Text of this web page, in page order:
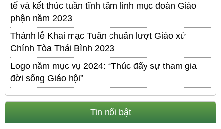
tế và kết thúc tuần tĩnh tâm linh mục đoàn Giáo
phận năm 2023
Thánh lễ Khai mạc Tuần chuần lượt Giáo xứ
Chính Tòa Thái Bình 2023
Logo năm mục vụ 2024: “Thúc đẩy sự tham gia
đời sống Giáo hội”
Tin nổi bật